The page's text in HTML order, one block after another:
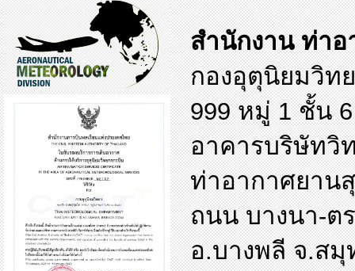
สำนักงาน ท่า
กองอุตุนิยมวิท
999 หมู่ 1 ชั้น 6
อาคารบริษัทวิ
ท่าอากาศยาน
ถนน บางนา-ต
อ.บางพลี จ.สมุ